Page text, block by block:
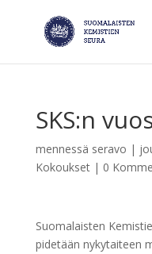
SKS:n
mennessä seravo |
Kokoukset| 0
Suomalaisten
pidetään nykytaiteen